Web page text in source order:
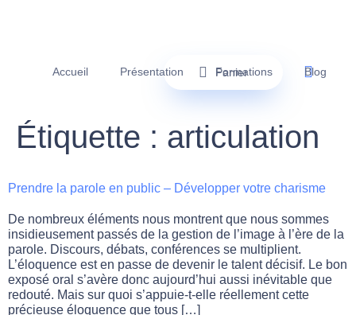
Accueil Présentation Formations Blog
Panier
Étiquette : articulation
Prendre la parole en public – Développer votre charisme
De nombreux éléments nous montrent que nous sommes
insidieusement passés de la gestion de l’image à l’ère de la
parole. Discours, débats, conférences se multiplient.
L’éloquence est en passe de devenir le talent décisif. Le bon
exposé oral s’avère donc aujourd’hui aussi inévitable que
redouté. Mais sur quoi s’appuie-t-elle réellement cette
précieuse éloquence que tous […]